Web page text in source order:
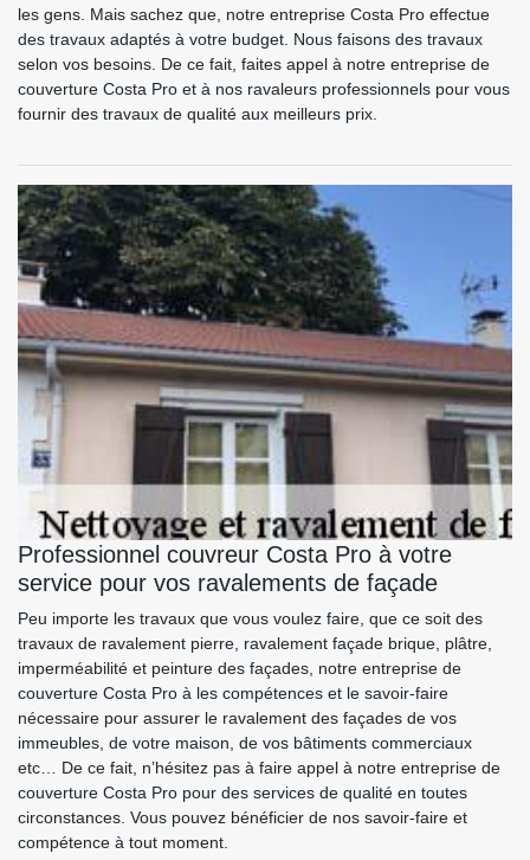
les gens. Mais sachez que, notre entreprise Costa Pro effectue
des travaux adaptés à votre budget. Nous faisons des travaux
selon vos besoins. De ce fait, faites appel à notre entreprise de
couverture Costa Pro et à nos ravaleurs professionnels pour vous
fournir des travaux de qualité aux meilleurs prix.
Professionnel couvreur Costa Pro à votre
service pour vos ravalements de façade
Peu importe les travaux que vous voulez faire, que ce soit des
travaux de ravalement pierre, ravalement façade brique, plâtre,
imperméabilité et peinture des façades, notre entreprise de
couverture Costa Pro à les compétences et le savoir-faire
nécessaire pour assurer le ravalement des façades de vos
immeubles, de votre maison, de vos bâtiments commerciaux
etc… De ce fait, n’hésitez pas à faire appel à notre entreprise de
couverture Costa Pro pour des services de qualité en toutes
circonstances. Vous pouvez bénéficier de nos savoir-faire et
compétence à tout moment.